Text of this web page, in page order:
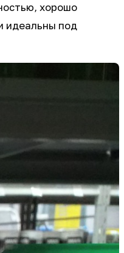
хорошо
идеальны под